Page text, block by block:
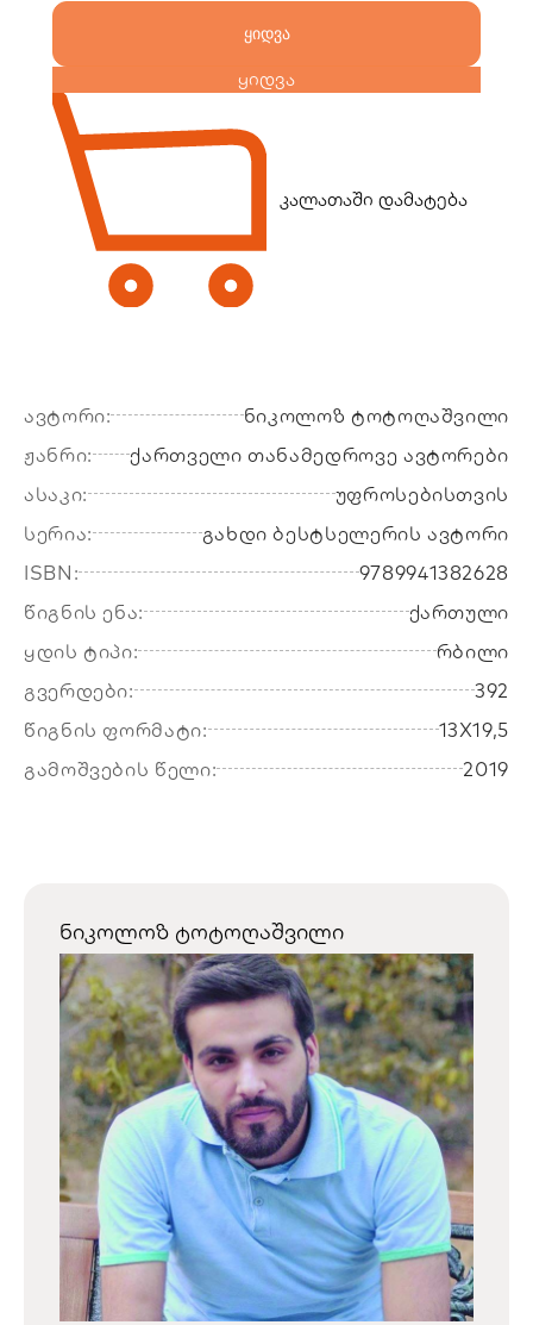
ყიდვა
ყიდვა
კალათაში დამატება
ავტორი:
ნიკოლოზ ტოტოღაშვილი
ჟანრი:
ქართველი თანამედროვე ავტორები
ასაკი:
უფროსებისთვის
სერია:
გახდი ბესტსელერის ავტორი
ISBN:
9789941382628
წიგნის ენა:
ქართული
ყდის ტიპი:
რბილი
გვერდები:
392
წიგნის ფორმატი:
13X19,5
გამოშვების წელი:
2019
ნიკოლოზ ტოტოღაშვილი